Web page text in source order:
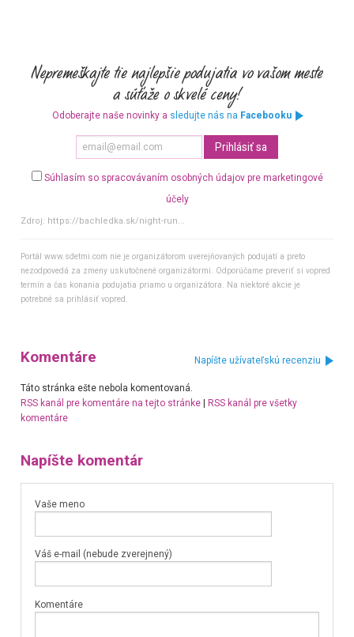
Odoberajte naše novinky a sledujte nás na Facebooku
Súhlasím so spracovávaním osobných údajov pre marketingové
účely
Zdroj: https://bachledka.sk/night-run...
Portál www.sdetmi.com nie je organizátorom uverejňovaných podujatí a preto
nezodpovedá za zmeny uskutočnené organizátormi. Odporúčame preveriť si vopred
termín a čas konania podujatia priamo u organizátora. Na niektoré akcie je
potrebné sa prihlásiť vopred.
Komentáre Napíšte užívateľskú recenziu
Táto stránka ešte nebola komentovaná.
RSS kanál pre komentáre na tejto stránke|
RSS kanál pre všetky
komentáre
Napíšte komentár
Vaše meno
Váš e-mail (nebude zverejnený)
Komentáre